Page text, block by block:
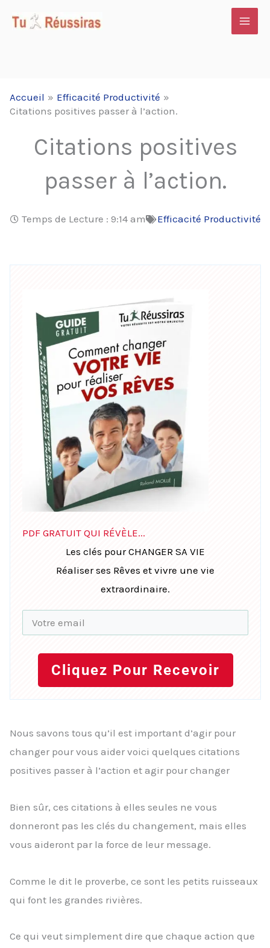
Accueil
Efficacité Productivité
Citations positives passer à l’action.
Citations positives
passer à l’action.
Temps de Lecture : 9:14 am Efficacité Productivité
PDF GRATUIT QUI RÉVÈLE...
Les clés pour CHANGER SA VIE
Réaliser ses Rêves et vivre une vie
extraordinaire.
Cliquez Pour Recevoir
Nous savons tous qu’il est important d’agir pour
changer pour vous aider voici quelques citations
positives passer à l’action et agir pour changer
Bien sûr, ces citations à elles seules ne vous
donneront pas les clés du changement, mais elles
vous aideront par la force de leur message.
Comme le dit le proverbe, ce sont les petits ruisseaux
qui font les grandes rivières.
Ce qui veut simplement dire que chaque action que